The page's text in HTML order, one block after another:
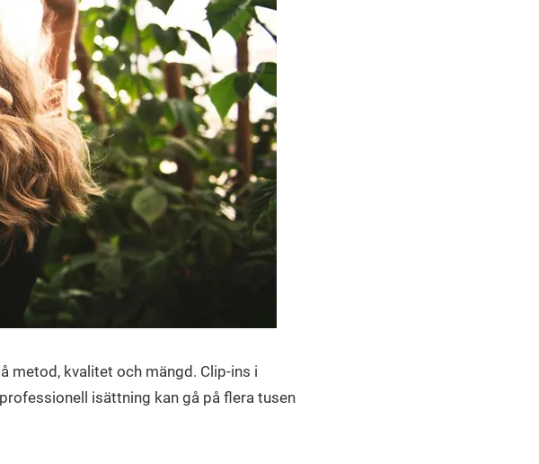
metod, kvalitet och mängd. Clip-ins i
isättning kan gå på flera tusen